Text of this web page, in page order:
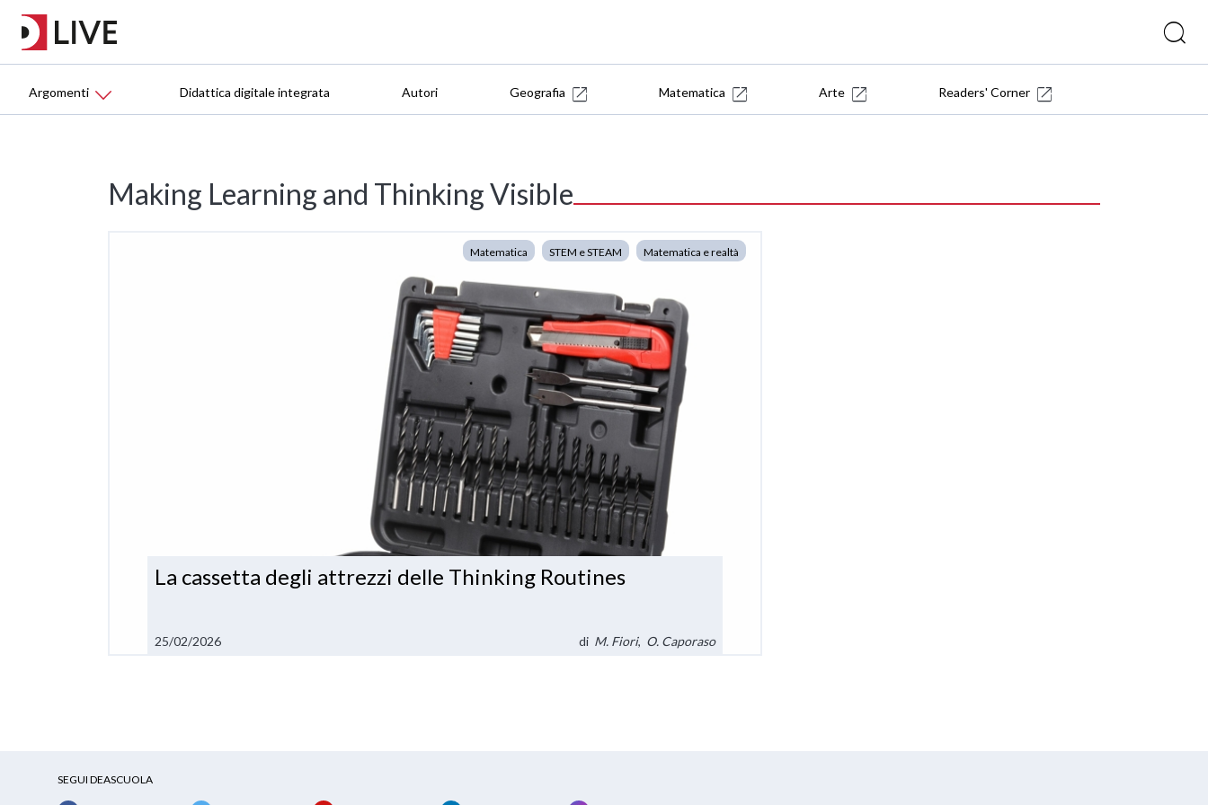
Argomenti Didattica digitale integrata Autori Geografia Matematica Arte Readers' Corner
Making Learning and Thinking Visible
Matematica STEM e STEAM Matematica e realtà
La cassetta degli attrezzi delle Thinking Routines
25/02/2026 di M. Fiori, O. Caporaso
SEGUI DEASCUOLA